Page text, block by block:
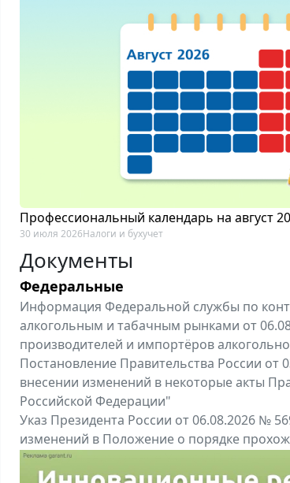
Профессиональный календарь на август
30 июля 2026Налоги и бухучет
Документы
Федеральные
Информация Федеральной службы по
алкогольным и табачным рынками от
производителей и импортёров
Постановление Правительства России от
внесении изменений в некоторые акты
Российской Федерации"
Указ Президента России от 06.08.2026 №
изменений в Положение о порядке
службы, утвержденное Указом Президента
Все федеральные документы